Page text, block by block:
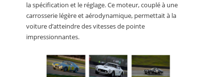
la spécification et le réglage. Ce moteur, couplé à une
carrosserie légère et aérodynamique, permettait à la
voiture d’atteindre des vitesses de pointe
impressionnantes.